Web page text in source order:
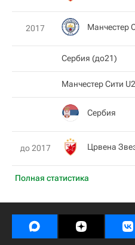
Полная статистика
2017 Манчестер
Сербия (до21)
Манчестер Сити
Сербия
до 2017 Црвена